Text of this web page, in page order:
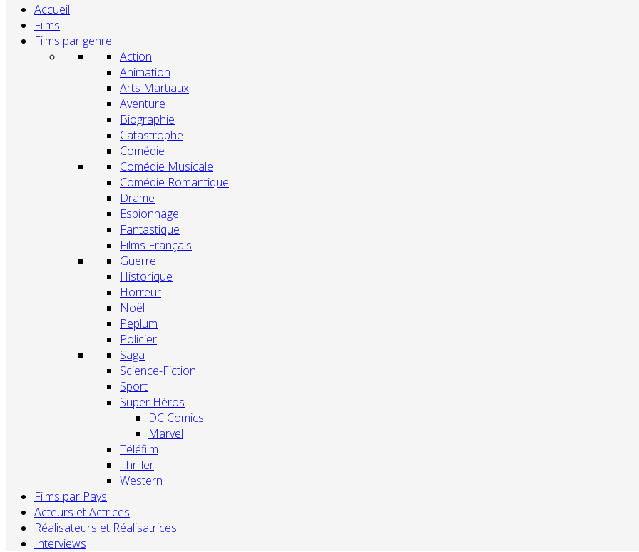
Accueil
Films
Films par genre
Action
Animation
Arts Martiaux
Aventure
Biographie
Catastrophe
Comédie
Comédie Musicale
Comédie Romantique
Drame
Espionnage
Fantastique
Films Français
Guerre
Historique
Horreur
Noël
Peplum
Policier
Saga
Science-Fiction
Sport
Super Héros
DC Comics
Marvel
Téléfilm
Thriller
Western
Films par Pays
Acteurs et Actrices
Réalisateurs et Réalisatrices
Interviews